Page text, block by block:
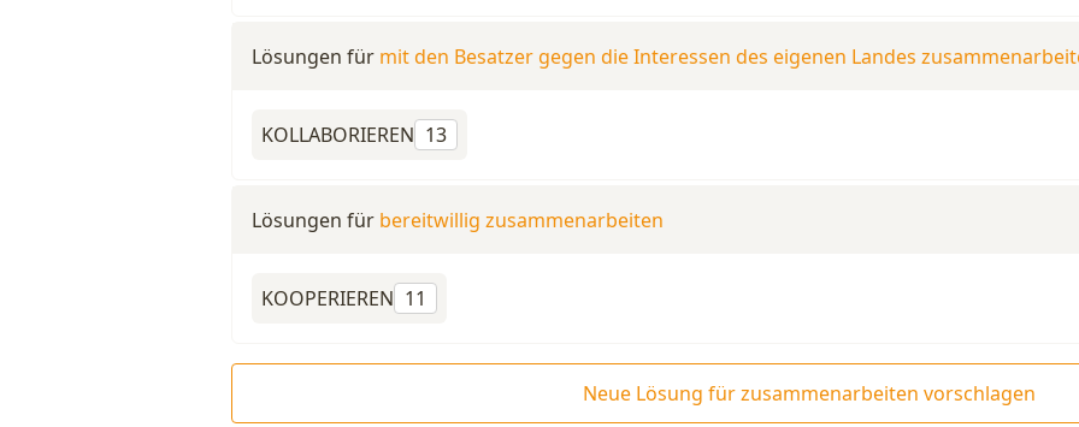
Lösungen für mit den Besatzer gegen die Interessen des eigenen Landes
KOLLABORIEREN 13
Lösungen für bereitwillig zusammenarbeiten
KOOPERIEREN 11
Neue Lösung für zusammenarbeiten vorschlagen